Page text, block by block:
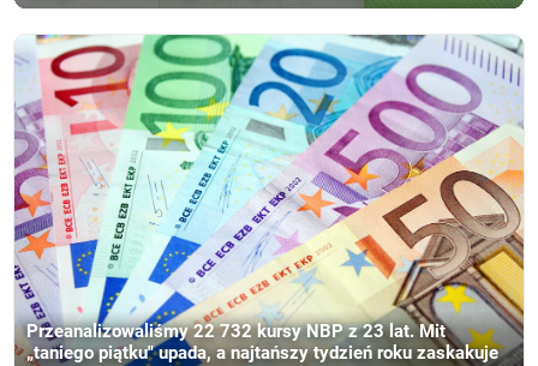
Przeanalizowaliśmy 22 732 kursy NBP z 23 lat. Mit
„taniego piątku" upada, a najtańszy tydzień roku zaskakuje